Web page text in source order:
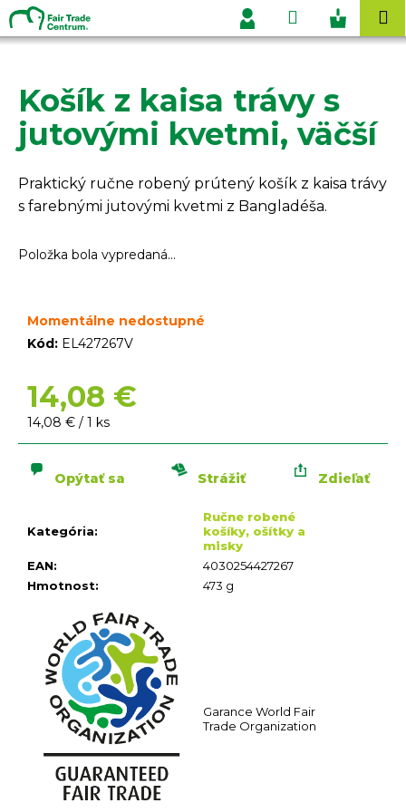
Prejsť
na
obsah
Hľadať
Prihlásenie
Košík z kaisa trávy s
jutovými kvetmi, väčší
Praktický ručne robený prútený košík z kaisa trávy
s farebnými jutovými kvetmi z Bangladéša.
Položka bola vypredaná…
Momentálne nedostupné
Kód: EL427267V
14,08 €
Jednotková
cena:
14,08 € / 1 ks
Kategória:
Ručne robené
košíky, ošítky a
misky
EAN:
4030254427267
Hmotnost: 473 g
Garance World Fair
Trade Organization
Opýtať sa Strážiť Zdieľať
K
o
Späť
Späť
Č
o
p
o
t
r
b
e
e
n
á
?
HĽADAŤ